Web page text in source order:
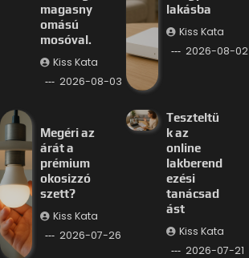
magasny
omású
mosóval.
Kiss Kata
2026-08-03
lakásba
Kiss Kata
2026-08-02
Megéri az
árát a
prémium
okosizzó
szett?
Kiss Kata
2026-07-26
Teszteltü
k az
online
lakberend
ezési
tanácsad
ást
Kiss Kata
2026-07-21